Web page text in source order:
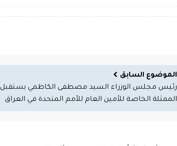
الموضوع السابق
رئيس مجلس الوزراء السيد مصطفى الكاظمي يستقبل
الممثلة الخاصة للأمين العام للأمم المتحدة في العراق